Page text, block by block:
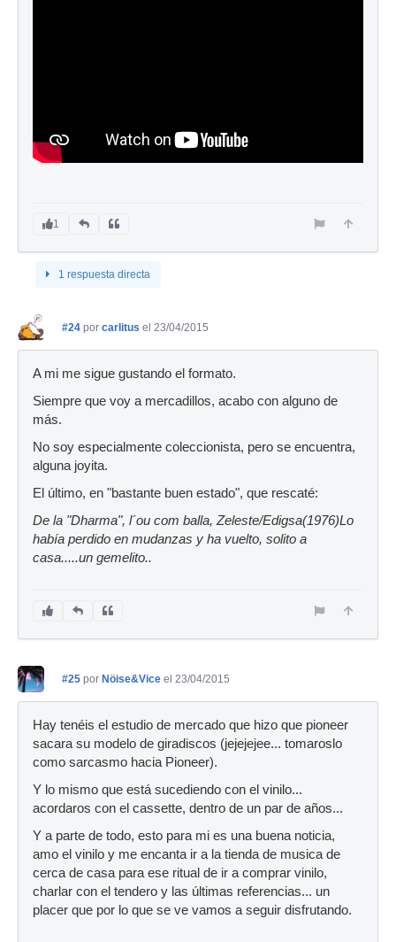
1
1 respuesta directa
#24 por carlitus el 23/04/2015
A mi me sigue gustando el formato.
Siempre que voy a mercadillos, acabo con alguno de
más.
No soy especialmente coleccionista, pero se encuentra,
alguna joyita.
El último, en "bastante buen estado", que rescaté:
De la "Dharma", l´ou com balla, Zeleste/Edigsa(1976)Lo
había perdido en mudanzas y ha vuelto, solito a
casa.....un gemelito..
#25 por Nöise&Vice el 23/04/2015
Hay tenéis el estudio de mercado que hizo que pioneer
sacara su modelo de giradiscos (jejejejee... tomaroslo
como sarcasmo hacia Pioneer).
Y lo mismo que está sucediendo con el vinilo...
acordaros con el cassette, dentro de un par de años...
Y a parte de todo, esto para mi es una buena noticia,
amo el vinilo y me encanta ir a la tienda de musica de
cerca de casa para ese ritual de ir a comprar vinilo,
charlar con el tendero y las últimas referencias... un
placer que por lo que se ve vamos a seguir disfrutando.